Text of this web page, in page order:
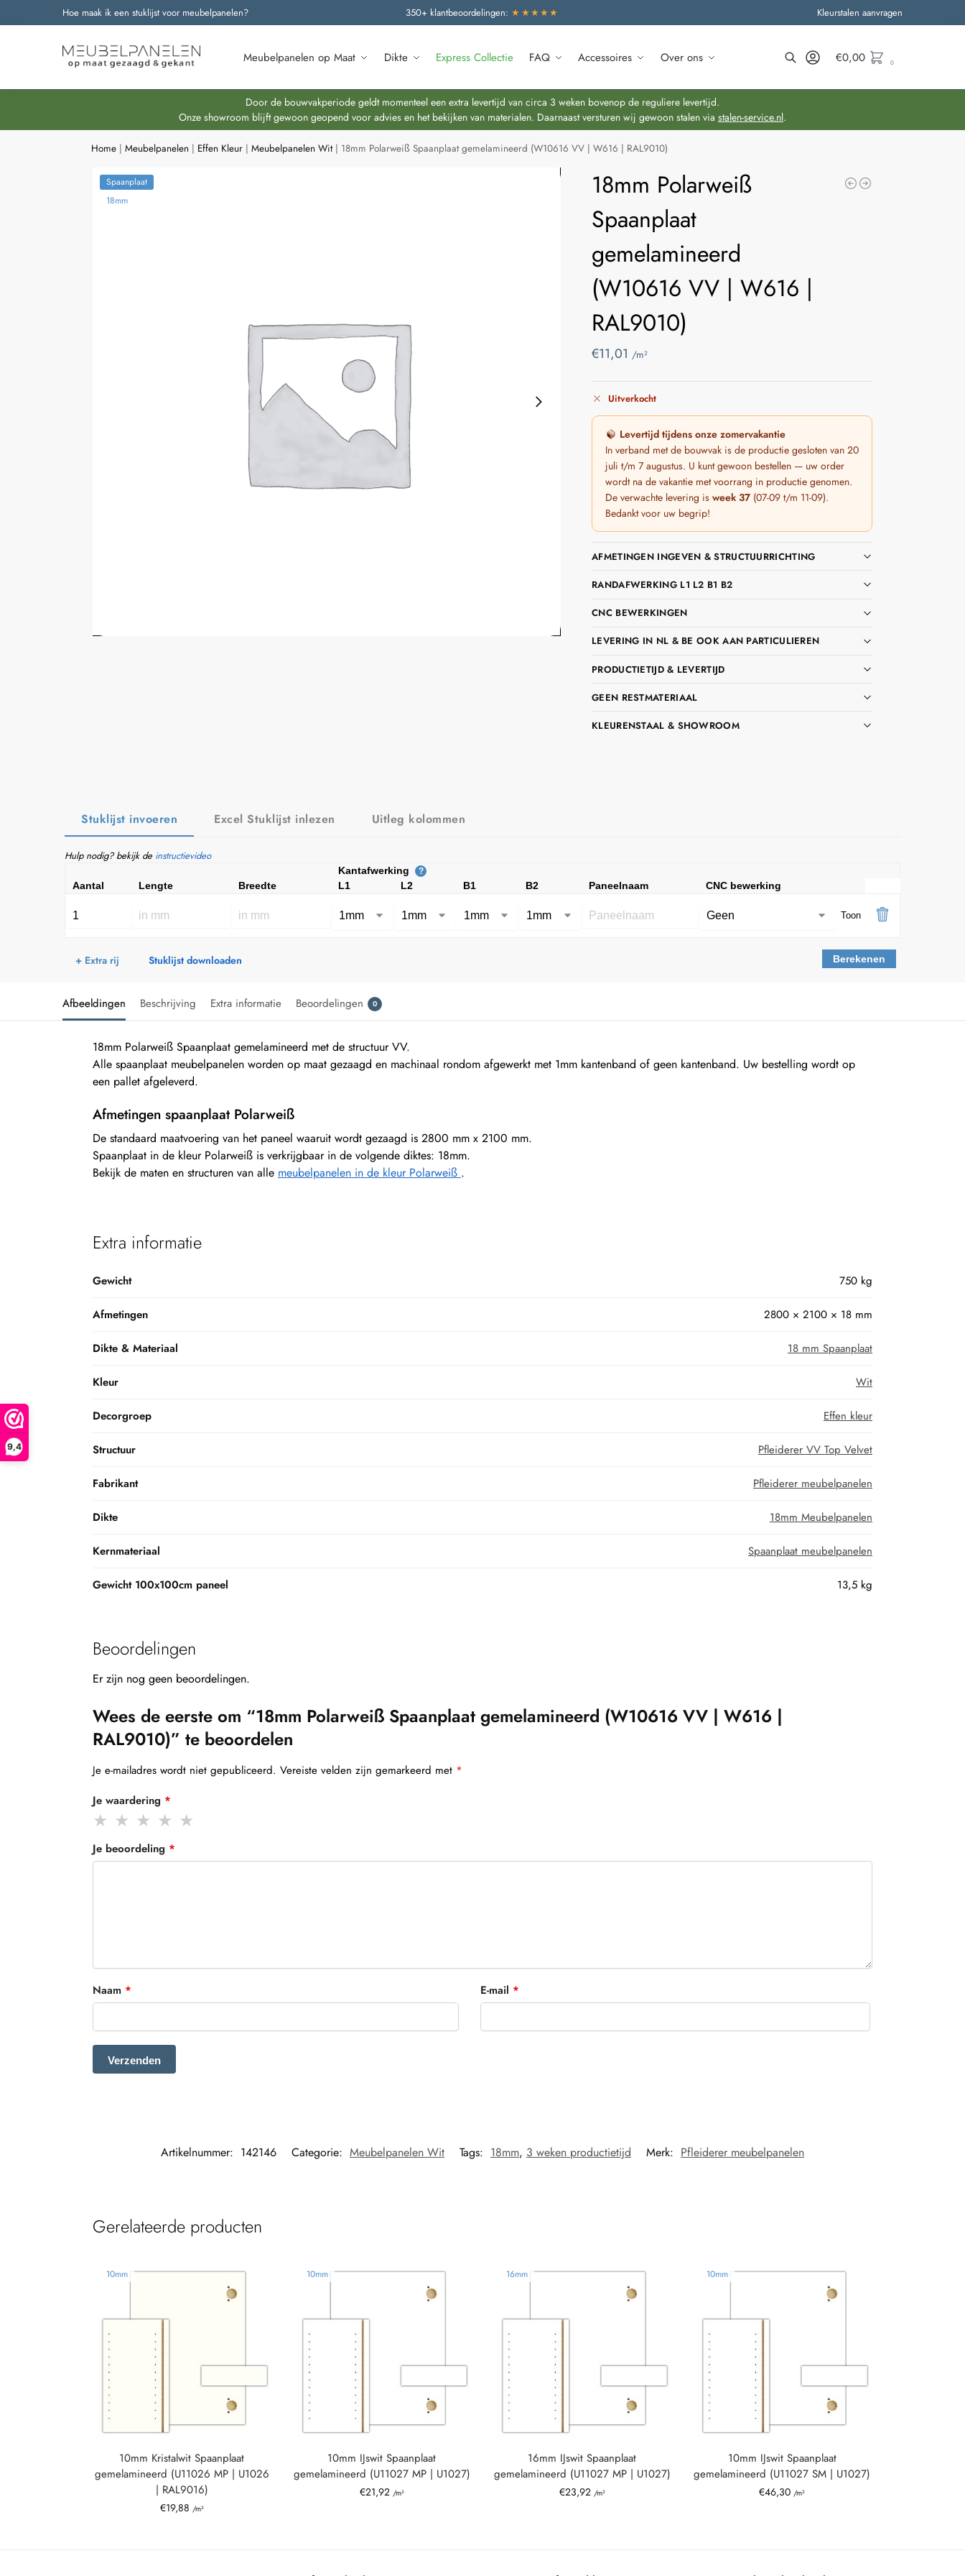
9,4
Hoe maak ik een stuklijst voor meubelpanelen? 350+ klantbeoordelingen: ★★★★★ Kleurstalen aanvragen
Meubelpanelen op Maat Dikte Express Collectie FAQ Accessoires Over ons
Onze nieuwste producten
€0,00 0
Door de bouwvakperiode geldt momenteel een extra levertijd van circa 3 weken bovenop de reguliere levertijd.
Onze showroom blijft gewoon geopend voor advies en het bekijken van materialen. Daarnaast versturen wij gewoon stalen via stalen-service.nl.
Home |Meubelpanelen | Effen Kleur |Meubelpanelen Wit| 18mm Polarweiß Spaanplaat gemelamineerd (W10616 VV | W616 | RAL9010)
Spaanplaat
18mm
18mm Polarweiß
Spaanplaat
gemelamineerd
(W10616 VV | W616 |
RAL9010)
€11,01 /m²
Uitverkocht
Levertijd tijdens onze zomervakantie
In verband met de bouwvak is de productie gesloten van 20
juli t/m 7 augustus. U kunt gewoon bestellen — uw order
wordt na de vakantie met voorrang in productie genomen.
De verwachte levering isweek 37 (07-09 t/m 11-09).
Bedankt voor uw begrip!
AFMETINGEN INGEVEN & STRUCTUURRICHTING
RANDAFWERKING L1 L2 B1 B2
CNC BEWERKINGEN
LEVERING IN NL & BE OOK AAN PARTICULIEREN
PRODUCTIETIJD & LEVERTIJD
GEEN RESTMATERIAAL
KLEURENSTAAL & SHOWROOM
Stuklijst invoeren Excel Stuklijst inlezen Uitleg kolommen
Hulp nodig? bekijk de instructievideo
Kantafwerking ?
Aantal Lengte Breedte L1 L2 B1 B2 Paneelnaam CNC bewerking
Toon
+ Extra rij Stuklijst downloaden Berekenen
Afbeeldingen Beschrijving Extra informatie Beoordelingen 0
18mm Polarweiß Spaanplaat gemelamineerd met de structuur VV.
Alle spaanplaat meubelpanelen worden op maat gezaagd en machinaal rondom afgewerkt met 1mm kantenband of geen kantenband. Uw bestelling wordt op
een pallet afgeleverd.
Afmetingen spaanplaat Polarweiß
De standaard maatvoering van het paneel waaruit wordt gezaagd is 2800 mm x 2100 mm.
Spaanplaat in de kleur Polarweiß is verkrijgbaar in de volgende diktes: 18mm.
Bekijk de maten en structuren van alle meubelpanelen in de kleur Polarweiß .
Extra informatie
Gewicht 750 kg
Afmetingen 2800 × 2100 × 18 mm
Dikte & Materiaal 18 mm Spaanplaat
Kleur Wit
Decorgroep Effen kleur
Structuur Pfleiderer VV Top Velvet
Fabrikant Pfleiderer meubelpanelen
Dikte 18mm Meubelpanelen
Kernmateriaal Spaanplaat meubelpanelen
Gewicht 100x100cm paneel 13,5 kg
Beoordelingen
Er zijn nog geen beoordelingen.
Wees de eerste om “18mm Polarweiß Spaanplaat gemelamineerd (W10616 VV | W616 |
RAL9010)” te beoordelen
Je e-mailadres wordt niet gepubliceerd. Vereiste velden zijn gemarkeerd met *
Je waardering *
Je beoordeling *
Naam * E-mail *
Artikelnummer: 142146 Categorie: Meubelpanelen Wit Tags: 18mm, 3 weken productietijd Merk: Pfleiderer meubelpanelen
Gerelateerde producten
10mm
10mm Kristalwit Spaanplaat
gemelamineerd (U11026 MP | U1026
| RAL9016)
€19,88 /m²
10mm
10mm IJswit Spaanplaat
gemelamineerd (U11027 MP | U1027)
€21,92 /m²
16mm
16mm IJswit Spaanplaat
gemelamineerd (U11027 MP | U1027)
€23,92 /m²
10mm
10mm IJswit Spaanplaat
gemelamineerd (U11027 SM | U1027)
€46,30 /m²